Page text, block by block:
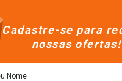
Cadastre-se para
nossas ofertas!